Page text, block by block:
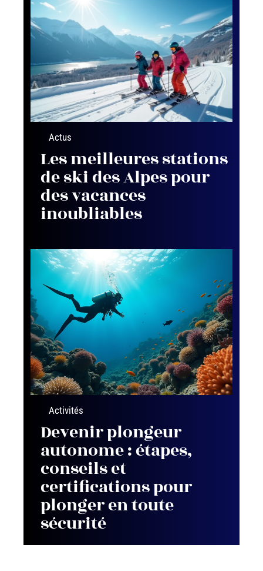
Actus
Les meilleures stations
de ski des Alpes pour
des vacances
inoubliables
Activités
Devenir plongeur
autonome : étapes,
conseils et
certifications pour
plonger en toute
sécurité